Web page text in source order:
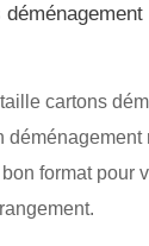
cartons
déménagement
format pour